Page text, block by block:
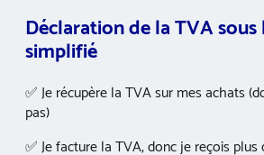
Déclaration de la TVA
simplifié
✅ Je récupère la TVA sur mes achats
pas)
✅ Je facture la TVA, donc je reçois plus